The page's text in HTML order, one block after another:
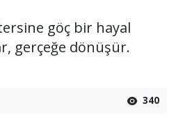
göç bir hayal
gerçeğe dönüşür.
340